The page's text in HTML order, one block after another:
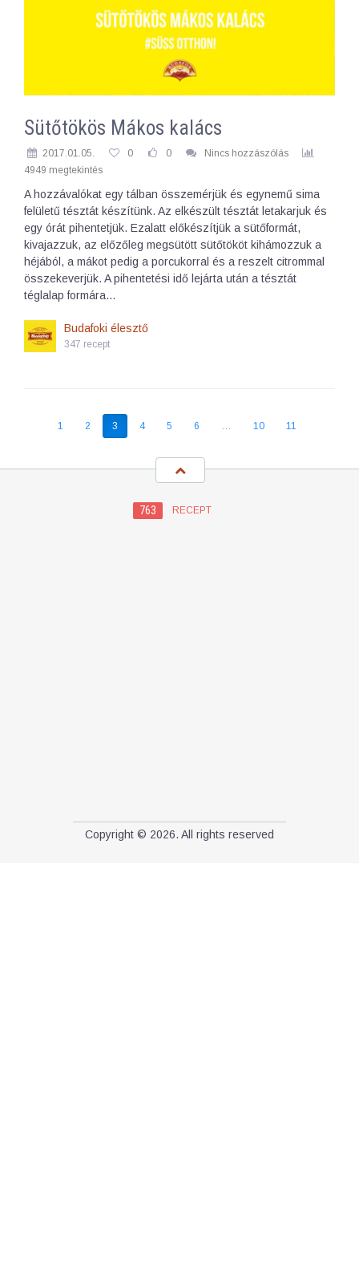
Sütőtökös Mákos kalács
2017.01.05. 0 0
Nincs hozzászólás
4949 megtekintés
A hozzávalókat egy tálban összemérjük és egynemű sima
felületű tésztát készítünk. Az elkészült tésztát letakarjuk és
egy órát pihentetjük. Ezalatt előkészítjük a sütőformát,
kivajazzuk, az előzőleg megsütött sütőtököt kihámozzuk a
héjából, a mákot pedig a porcukorral és a reszelt citrommal
összekeverjük. A pihentetési idő lejárta után a tésztát
téglalap formára…
Budafoki élesztő
347 recept
1 2 3 4 5 6 … 10 11
763 RECEPT
Copyright © 2026. All rights reserved